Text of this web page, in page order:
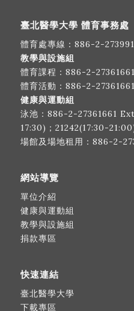
臺北醫學大學 體育事務處
體育處專線： 886-2-
教學與設施組
體育課程： 886-2-27361661
體育活動： 886-2-27361661
健康與運動組
泳池： 886-2-27361661
17:30)；21242(17:30-
場館及場地租用： 886-2-
網站導覽
單位介紹
健康與運動組
教學與設施組
捐款專區
快速連結
臺北醫學大學
下載專區